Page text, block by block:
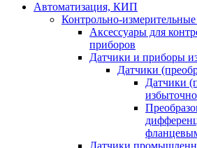
Автоматизация, КИП
Контрольно-
Аксессуары для
приборов
Датчики и приборы
Датчики
Датчики
Датчики